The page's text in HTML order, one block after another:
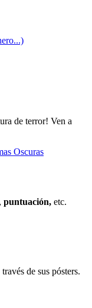
de terror! Ven a
Oscuras
puntuación, etc.
de sus pósters.